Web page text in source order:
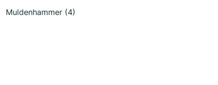
Muldenhammer (4)